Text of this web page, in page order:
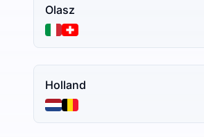
Olasz
Holland